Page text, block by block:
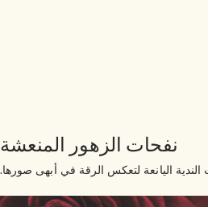
نفحات الزهور المنعشة
الندية اليانعة لتعكس الرقة في أبهى صورها.